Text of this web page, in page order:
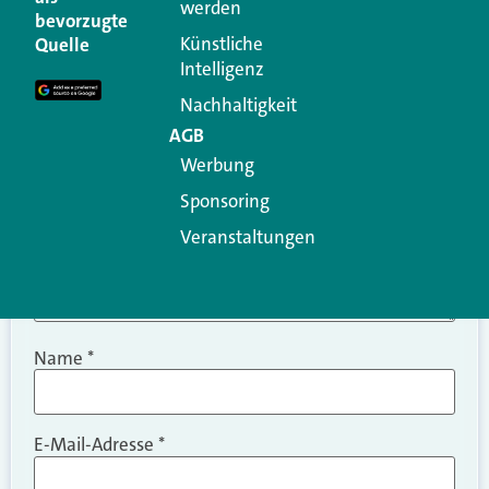
Ihre E-Mail-Adresse wird nicht veröffentlicht.
Erforderliche Felder sind mit
Kommentar
Name *
E-Mail-Adresse *
bevorzugte
Quelle
werden
Künstliche
Intelligenz
Nachhaltigkeit
AGB
Werbung
Sponsoring
Veranstaltungen